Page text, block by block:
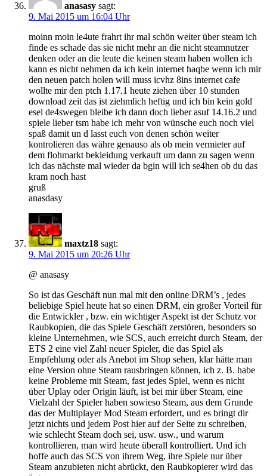
anasasy sagt:
9. Mai 2015 um 16:04 Uhr
moinn moin le4ute frahrt ihr mal schön weiter über steam ich
finde es schade das sie nicht mehr an die nicht steamnutzer
denken oder an die leute die keinen steam haben wollen ich
kann es nicht nehmen da ich kein internet haqbe wenn ich mir
den neuen patch holen will muss icvhz 8ins internet cafe
wollte mir den ptch 1.17.1 heute ziehen über 10 stunden
download zeit das ist ziehmlich heftig und ich bin kein gold
esel de4swegen bleibe ich dann doch lieber asuf 14.16.2 und
spiele lieber tsm habe ich mehr von wünsche euch noch viel
spaß damit un d lasst euch von denen schön weiter
kontrolieren das währe genauso als ob mein vermieter auf
dem flohmarkt bekleidung verkauft um dann zu sagen wenn
ich das nächste mal wieder da bgin will ich se4hen ob du das
kram noch hast
gruß
anasdasy
maxtz18 sagt:
9. Mai 2015 um 20:26 Uhr
@ anasasy
So ist das Geschäft nun mal mit den online DRM’s , jedes
beliebige Spiel heute hat so einen DRM, ein großer Vorteil für
die Entwickler , bzw. ein wichtiger Aspekt ist der Schutz vor
Raubkopien, die das Spiele Geschäft zerstören, besonders so
kleine Unternehmen, wie SCS, auch erreicht durch Steam, der
ETS 2 eine viel Zahl neuer Spieler, die das Spiel als
Empfehlung oder als Anebot im Shop sehen, klar hätte man
eine Version ohne Steam rausbringen können, ich z. B. habe
keine Probleme mit Steam, fast jedes Spiel, wenn es nicht
über Uplay oder Origin läuft, ist bei mir über Steam, eine
Vielzahl der Spieler haben sowieso Steam, aus dem Grunde
das der Multiplayer Mod Steam erfordert, und es bringt dir
jetzt nichts und jedem Post hier auf der Seite zu schreiben,
wie schlecht Steam doch sei, usw. usw., und warum
kontrollieren, man wird heute überall kontrolliert. Und ich
hoffe auch das SCS von ihrem Weg, ihre Spiele nur über
Steam anzubieten nicht abrückt, den Raubkopierer wird das